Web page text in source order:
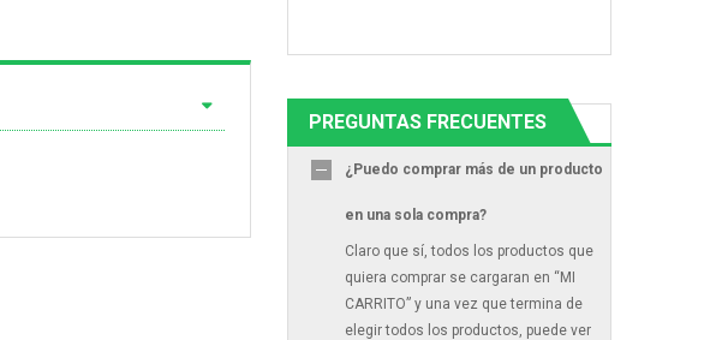
PREGUNTAS FRECUENTES
¿Puedo comprar más de un producto
en una sola compra?
Claro que sí, todos los productos que
quiera comprar se cargaran en “MI
CARRITO” y una vez que termina de
elegir todos los productos, puede ver